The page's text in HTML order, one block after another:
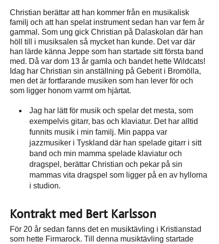
Christian berättar att han kommer från en musikalisk
familj och att han spelat instrument sedan han var fem år
gammal. Som ung gick Christian på Dalaskolan där han
höll till i musiksalen så mycket han kunde. Det var där
han lärde känna Jeppe som han startade sitt första band
med. Då var dom 13 år gamla och bandet hette Wildcats!
Idag har Christian sin anställning på Geberit i Bromölla,
men det är fortfarande musiken som han lever för och
som ligger honom varmt om hjärtat.
Jag har lätt för musik och spelar det mesta, som
exempelvis gitarr, bas och klaviatur. Det har alltid
funnits musik i min familj. Min pappa var
jazzmusiker i Tyskland där han spelade gitarr i sitt
band och min mamma spelade klaviatur och
dragspel, berättar Christian och pekar på sin
mammas vita dragspel som ligger på en av hyllorna
i studion.
Kontrakt med Bert Karlsson
För 20 år sedan fanns det en musiktävling i Kristianstad
som hette Firmarock. Till denna musiktävling startade